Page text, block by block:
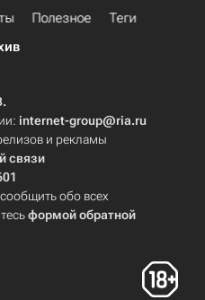
Полезное
Теги
internet-group@ria.ru
и рекламы
связи
обо всех
формой обратной